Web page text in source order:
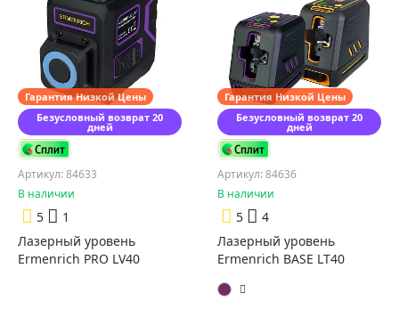
Гарантия Низкой Цены
Безусловный возврат 20
дней
Артикул: 84633
В наличии
5
1
Лазерный уровень
Ermenrich PRO LV40
Гарантия Низкой Цены
Безусловный возврат 20
дней
Артикул: 84636
В наличии
5
4
Лазерный уровень
Ermenrich BASE LT40